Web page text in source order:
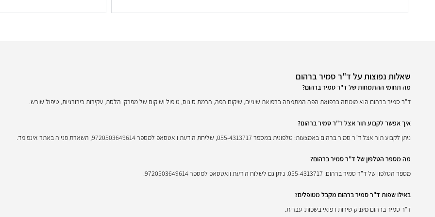
טיפול בבעיות בלוטות הרוק
שאלות נפוצות על ד"ר סמיר ברהום
מה תחומי ההתמחות של ד"ר סמיר ברהום?
ד"ר סמיר ברהום הוא מומחה ברפואת הפה המתמחה ברפואת שיניים, שיקום הפה, הרמת סינוס, טיפול ושיקום של מפרקי הלסת, עקירות כירורגיות, טיפול שורש.
איך אפשר לקבוע תור אצל ד"ר סמיר ברהום?
ניתן לקבוע תור אצל ד"ר סמיר ברהום באמצעות: טלפונית במספר 055-4313717, שליחת הודעת וואטסאפ למספר 9720503649614⁩, השארת פנייה באתר אינפומד.
מה מספר הטלפון של ד"ר סמיר ברהום?
מספר הטלפון של ד"ר סמיר ברהום: 055-4313717. ניתן גם לשלוח הודעת וואטסאפ למספר 9720503649614⁩.
באילו שפות ד"ר סמיר ברהום מקבל מטופלים?
ד"ר סמיר ברהום מעניק שירות רפואי בשפות: עברית.